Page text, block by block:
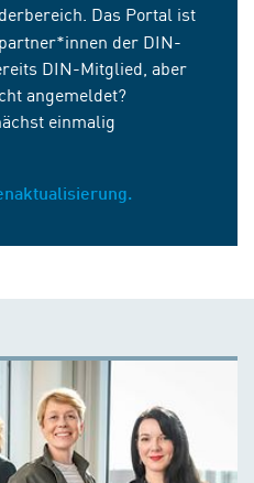
Das Portal ist
der DIN-
DIN-Mitglied, aber
angemeldet?
einmalig